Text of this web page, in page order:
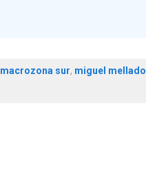
macrozona sur, miguel mellado